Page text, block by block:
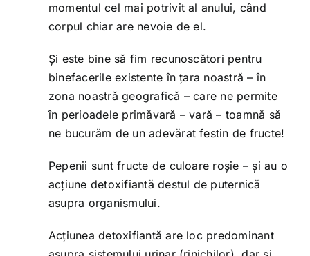
momentul cel mai potrivit al anului, când
corpul chiar are nevoie de el.
Și este bine să fim recunoscători pentru
binefacerile existente în țara noastră – în
zona noastră geografică – care ne permite
în perioadele primăvară – vară – toamnă să
ne bucurăm de un adevărat festin de fructe!
Pepenii sunt fructe de culoare roșie – și au o
acțiune detoxifiantă destul de puternică
asupra organismului.
Acțiunea detoxifiantă are loc predominant